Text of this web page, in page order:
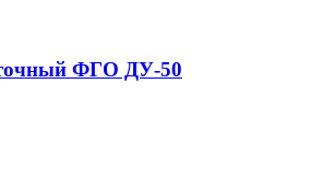
ФГО ДУ-50